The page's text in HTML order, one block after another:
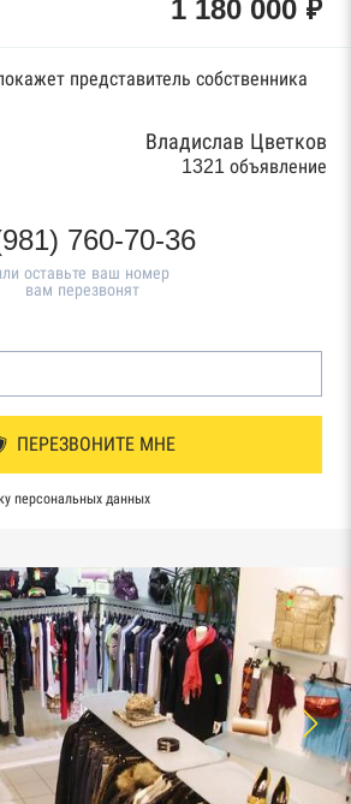
1 180 000 ₽
представитель собственника
Владислав Цветков
1321 объявление
760-70-36
оставьте ваш номер
вам перезвонят
ПЕРЕЗВОНИТЕ МНЕ
персональных данных